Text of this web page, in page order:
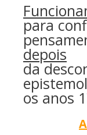
para
depois
da
os anos